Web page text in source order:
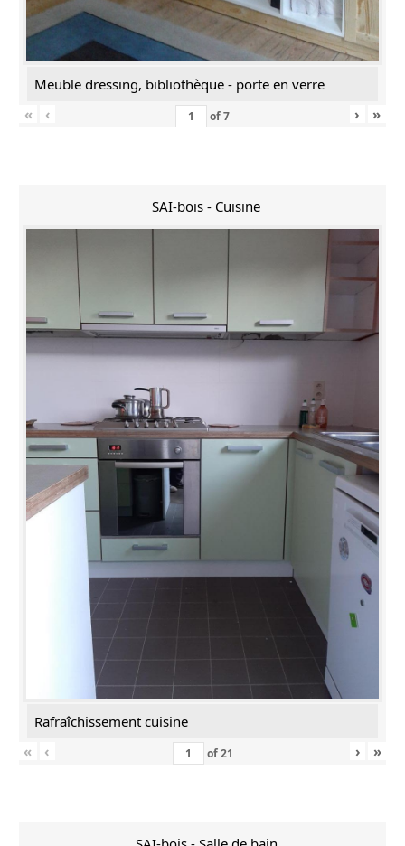
Meuble dressing, bibliothèque - porte en verre
«
‹ of7 › »
SAI-bois - Cuisine
Rafraîchissement cuisine
«
‹ of21 › »